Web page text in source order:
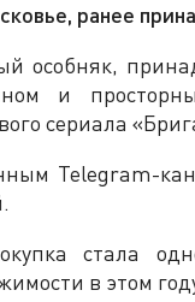
ранее
особняк,
и
сериала
Telegram-
стала
в этом